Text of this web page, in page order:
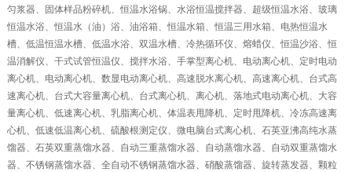
匀浆器、固体样品粉碎机、恒温水浴锅、水浴恒温搅拌器、超级恒温水浴、玻璃
恒温水浴、恒温水（油）浴、油浴箱、恒温水箱、恒温三用水箱、电热恒温水
槽、低温恒温水槽、低温水浴、双温水槽、冷热循环仪、熔蜡仪、恒温沙浴、恒
温消解仪、干式试管恒温仪、搅拌水浴、手掌型离心机、电动离心机、定时电动
离心机、电动离心机、数显电动离心机、高速脱水离心机、高速离心机、台式高
速离心机、台式大容量离心机、台式离心机、离心机、落地式电动离心机、大容
量离心机、低速离心机、乳脂离心机、体温表甩降机、定时甩降机、冷冻高速离
心机、低速低温离心机、硫酸根测定仪、微电脑台式离心机、石英亚沸高纯水蒸
馏器、石英双重蒸馏水器、自动三重蒸馏水器、自动蒸馏水器、自动双重蒸馏水
器、不锈钢蒸馏水器、全自动不锈钢蒸馏水器、硝酸蒸馏器、旋转蒸发器、颗粒